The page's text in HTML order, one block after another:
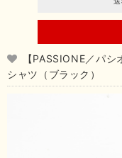
【PASSIONE／パ
シャツ（ブラック）